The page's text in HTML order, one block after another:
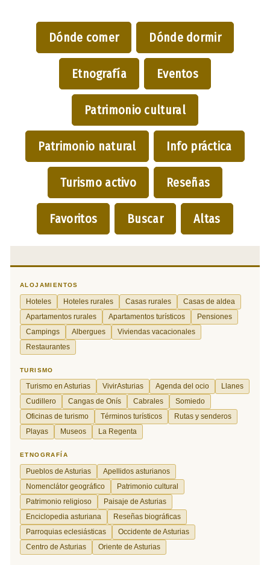
Dónde comer Dónde dormir
Etnografía Eventos
Patrimonio cultural
Patrimonio natural Info práctica
Turismo activo Reseñas
Favoritos Buscar Altas